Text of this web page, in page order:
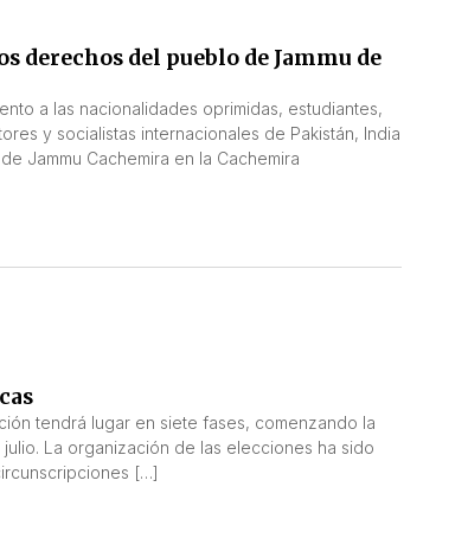
del pueblo de Jammu de
a las nacionalidades oprimidas, estudiantes,
y socialistas internacionales de Pakistán, India
Jammu Cachemira en la Cachemira
tendrá lugar en siete fases, comenzando la
La organización de las elecciones ha sido
[…]